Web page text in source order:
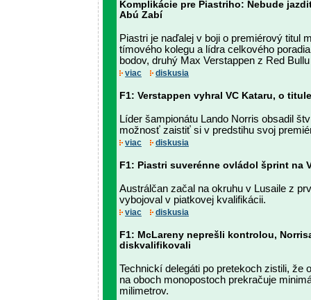
Komplikácie pre Piastriho: Nebude
Abú Zabí
Piastri je naďalej v boji o premiérový titul
tímového kolegu a lídra celkového
bodov, druhý Max Verstappen z Red
viac diskusia
F1: Verstappen vyhral VC Kataru, o
Líder šampionátu Lando Norris obsadil
možnosť zaistiť si v predstihu svoj
viac diskusia
F1: Piastri suverénne ovládol šprint na
Austrálčan začal na okruhu v Lusaile z
vybojoval v piatkovej kvalifikácii.
viac diskusia
F1: McLareny neprešli kontrolou,
diskvalifikovali
Technickí delegáti po pretekoch zistili, že
na oboch monopostoch prekračuje
milimetrov.